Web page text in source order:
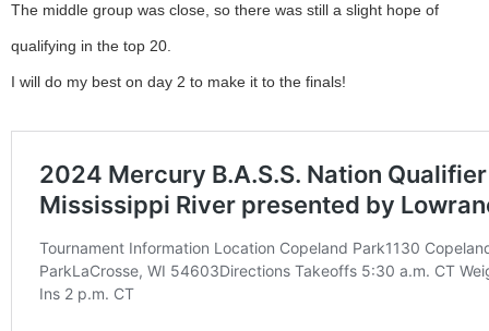
The middle group was close, so there was still a slight hope of
qualifying in the top 20.
I will do my best on day 2 to make it to the finals!